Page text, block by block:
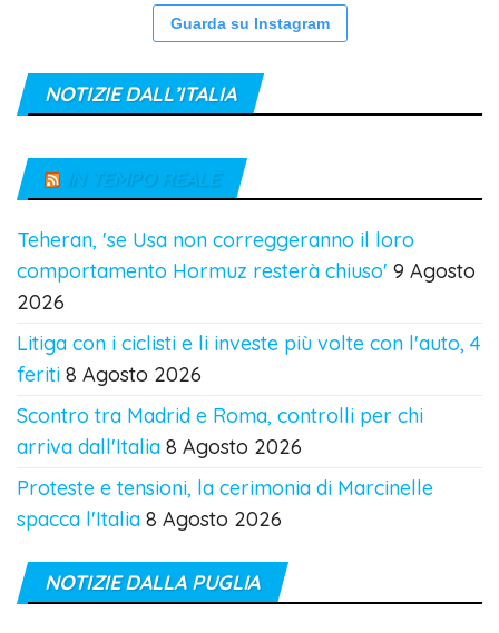
Guarda su Instagram
NOTIZIE DALL’ITALIA
IN TEMPO REALE
Teheran, 'se Usa non correggeranno il loro
comportamento Hormuz resterà chiuso' 9 Agosto
2026
Litiga con i ciclisti e li investe più volte con l'auto, 4
feriti 8 Agosto 2026
Scontro tra Madrid e Roma, controlli per chi
arriva dall'Italia 8 Agosto 2026
Proteste e tensioni, la cerimonia di Marcinelle
spacca l'Italia 8 Agosto 2026
NOTIZIE DALLA PUGLIA